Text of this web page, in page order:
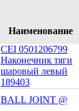
Наименование
CEI 0501206799
Наконечник тяги
шаровый левый
189403
BALL JOINT @